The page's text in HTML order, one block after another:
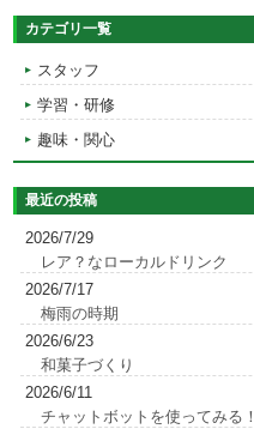
カテゴリ一覧
スタッフ
学習・研修
趣味・関心
最近の投稿
2026/7/29
レア？なローカルドリンク
2026/7/17
梅雨の時期
2026/6/23
和菓子づくり
2026/6/11
チャットボットを使ってみる！